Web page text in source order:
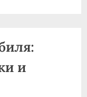
и